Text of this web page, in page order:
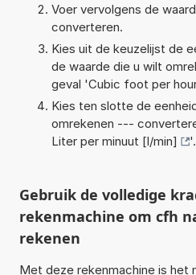
Voer vervolgens de
converteren.
Kies uit de keuzelijst de
de waarde die u wilt
geval 'Cubic foot per
Kies ten slotte de
omrekenen ---
Liter per minuut [l/min]
'.
Gebruik de volledige
rekenmachine om cfh
rekenen
Met deze rekenmachine is het